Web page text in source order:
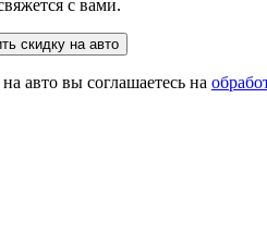
с вами.
скидку на авто
авто вы соглашаетесь на